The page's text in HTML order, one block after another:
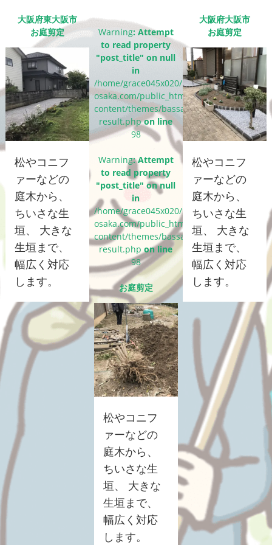
大阪府東大阪市
お庭剪定
松やコニフ
ァーなどの
庭木から、
ちいさな生
垣、 大きな
生垣まで、
幅広く対応
します。
Warning: Attempt
to read property
"post_title" on null
in
/home/grace045x020/bassaigroup-
osaka.com/public_html/wp-
content/themes/bassai_cms/single-
result.phpon line
98
Warning: Attempt
to read property
"post_title" on null
in
/home/grace045x020/bassaigroup-
osaka.com/public_html/wp-
content/themes/bassai_cms/single-
result.php on line
98
お庭剪定
松やコニフ
ァーなどの
庭木から、
ちいさな生
垣、 大きな
生垣まで、
幅広く対応
します。
大阪府大阪市
お庭剪定
松やコニフ
ァーなどの
庭木から、
ちいさな生
垣、 大きな
生垣まで、
幅広く対応
します。